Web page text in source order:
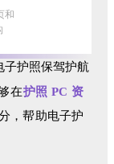
和
在护照 PC 资
，帮助电子护